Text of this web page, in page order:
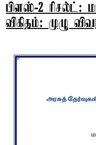
பிளஸ்-2 ரிசல்ட்:
விகிதம்: முழு